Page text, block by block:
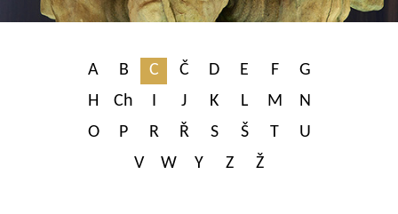
A B C Č D E F
G
H
Ch I J K L M
N
O
P R Ř S Š T
U
V
W Y Z Ž